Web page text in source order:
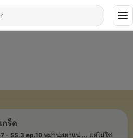
กร็ด
- SS.3 ep.10 พม่าน่ะเผาแน่ ... แต่ไม่ใช่